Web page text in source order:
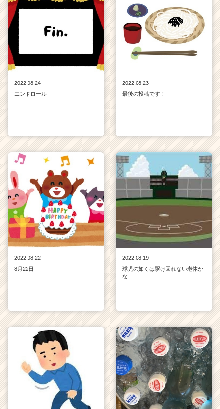
ア
e
e
a
r
r）
2022.08.24
エンドロール
2022.08.23
最後の投稿です！
2022.08.22
8月22日
2022.08.19
球児の如くは駆け回れない老体か
な